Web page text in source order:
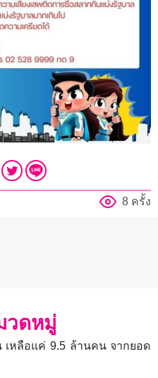
8 ครั้ง
วดหมู่
หลือแค่ 9.5 ล้านคน จากยอด